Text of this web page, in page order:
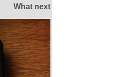
What next